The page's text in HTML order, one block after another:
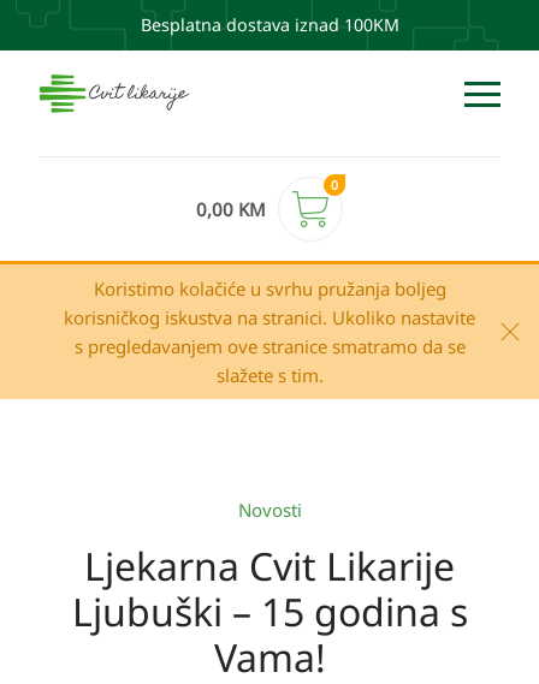
Besplatna dostava iznad 100KM
0,00 KM
0
Koristimo kolačiće u svrhu pružanja boljeg
korisničkog iskustva na stranici. Ukoliko nastavite
s pregledavanjem ove stranice smatramo da se
slažete s tim.
Novosti
Ljekarna Cvit Likarije
Ljubuški – 15 godina s
Vama!